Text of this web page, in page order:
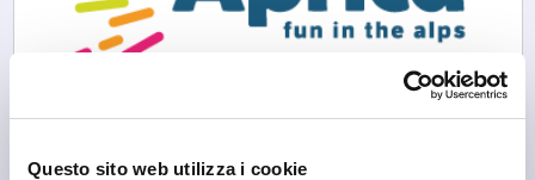
Questo sito web utilizza i cookie